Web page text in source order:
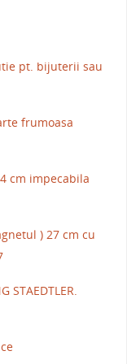
pt. bijuterii sau
frumoasa
cm impecabila
) 27 cm cu
STAEDTLER.